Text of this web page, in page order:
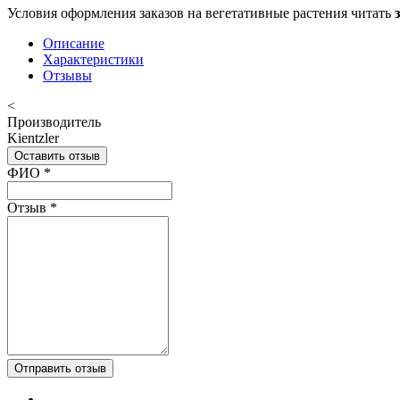
Условия оформления заказов на вегетативные растения читать
Описание
Характеристики
Отзывы
<
Производитель
Kientzler
Оставить отзыв
Ваш отзыв был отправлен!
ФИО *
Отзыв *
Отправить отзыв